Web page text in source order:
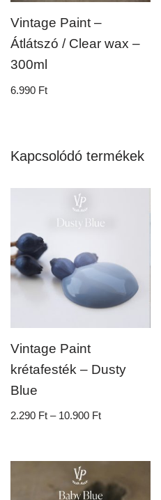
Vintage Paint –
Átlátszó / Clear wax –
300ml
6.990 Ft
Kapcsolódó termékek
Vintage Paint
krétafesték – Dusty
Blue
2.290 Ft – 10.900 Ft